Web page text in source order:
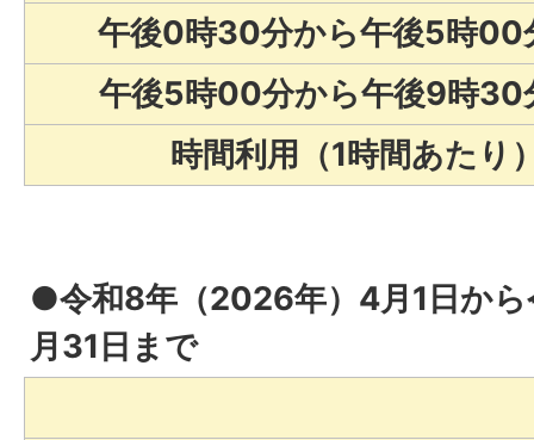
午後0時30分から午後5時00
午後5時00分から午後9時30
時間利用（1時間あたり
●令和8年（2026年）4月1日か
月31日まで